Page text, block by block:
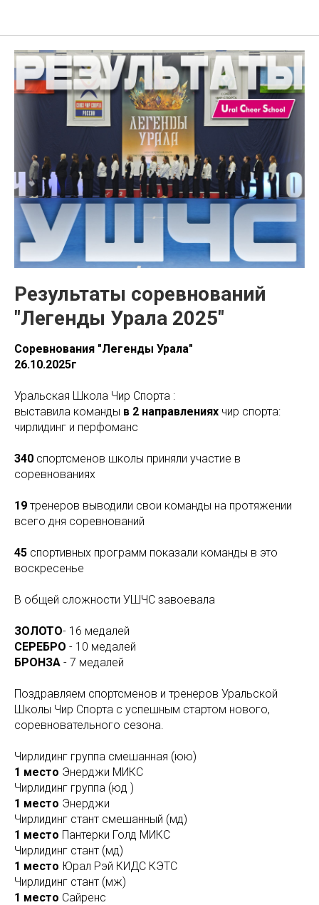
Результаты соревнований
"Легенды Урала 2025"
Соревнования "Легенды Урала"
26.10.2025г
Уральская Школа Чир Спорта :
выставила команды в 2 направлениях чир спорта:
чирлидинг и перфоманс
340 спортсменов школы приняли участие в
соревнованиях
19 тренеров выводили свои команды на протяжении
всего дня соревнований
45 спортивных программ показали команды в это
воскресенье
В общей сложности УШЧС завоевала
ЗОЛОТО- 16 медалей
СЕРЕБРО - 10 медалей
БРОНЗА - 7 медалей
Поздравляем спортсменов и тренеров Уральской
Школы Чир Спорта с успешным стартом нового,
соревновательного сезона.
Чирлидинг группа смешанная (юю)
1 место Энерджи МИКС
Чирлидинг группа (юд )
1 место Энерджи
Чирлидинг стант смешанный (мд)
1 место Пантерки Голд МИКС
Чирлидинг стант (мд)
1 место Юрал Рэй КИДС КЭТС
Чирлидинг стант (мж)
1 место Сайренс